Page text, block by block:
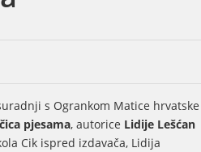
s Ogrankom Matice hrvatske
pjesama, autorice Lidije Lešćan
Cik ispred izdavača, Lidija